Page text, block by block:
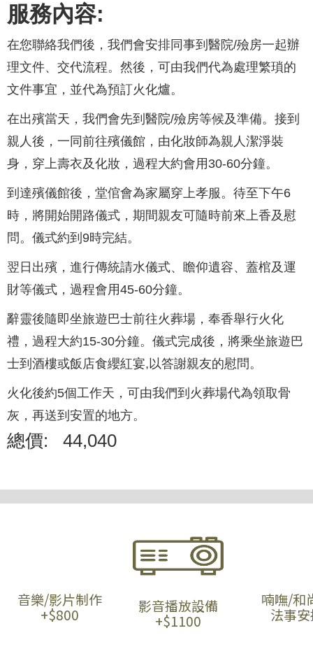
服務內容:
在您聯絡我們後，我們會安排同事到醫院/殮房一起辦
理文件、交代流程。然後，可由我們代為處理繁瑣的
文件事宜，並代為預訂火化爐。
在出殯當天，我們會先到醫院/殮房等候及準備。接到
親人後，一同前往殯儀館，由化妝師為親人潔淨裝
身，穿上壽衣及化妝，過程大約會用30-60分鐘。
到達殯儀館後，堂倌會為家屬穿上孝服。待至下午6
時，將開始開路儀式，期間親友可隨時前來上香及慰
問。儀式約到9時完結。
翌日出殯，進行傳統請水儀式、瞻仰遺容、蓋棺及運
財等儀式，過程會用45-60分鐘。
辭靈後隨即坐旅遊巴士前往火葬場，奉香舉行火化
禮，過程大約15-30分鐘。儀式完成後，將乘坐旅遊巴
士到酒樓或飯店食纓紅宴,以答謝親友的慰問。
火化後約5個工作天，可由我們到火葬場代為領取骨
灰，再送到安置的地方。
總價: 44,040
音樂/影片制作
+$800
影音播放設備
+$1100
喃嘸/和
法事